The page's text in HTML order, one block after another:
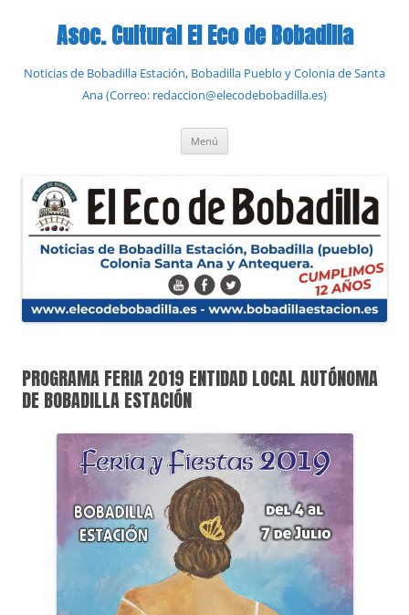
contenidoAsoc. Cultural El Eco de Bobadilla
Noticias de Bobadilla Estación, Bobadilla Pueblo y Colonia de Santa
Ana (Correo: redaccion@elecodebobadilla.es)
Menú
PROGRAMA FERIA 2019 ENTIDAD LOCAL AUTÓNOMA
DE BOBADILLA ESTACIÓN